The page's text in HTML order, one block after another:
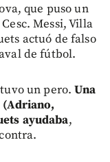
que puso un
Messi, Villa
actuó de falso
de fútbol.
tuvo un pero.Una
ayudaba,